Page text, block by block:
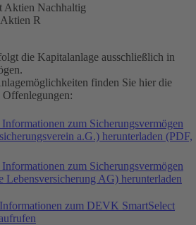
Aktien Nachhaltig
R
die Kapitalanlage ausschließlich in
finden Sie hier die
Offenlegungen:
zum Sicherungsvermögen
a.G.) herunterladen (PDF,
zum Sicherungsvermögen
AG) herunterladen
zum DEVK SmartSelect